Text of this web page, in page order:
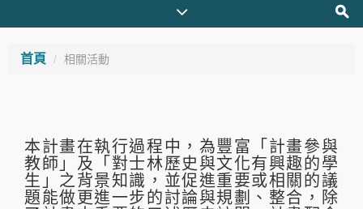
首頁 相關活動
本計畫在執行過程中，為豐富「計畫參與
教師」及「對士林歷史與文化有興趣的學
生」之背景知識，並促進重要或相關的議
題能做更進一步的討論與規劃、整合，除